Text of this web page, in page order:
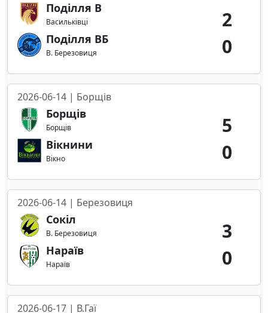
Поділля В
Васильківці
Поділля ВБ
В. Березовиця
2
0
2026-06-14 | Борщів
Борщів
Борщів
Вікнини
Вікно
5
0
2026-06-14 | Березовиця
Сокіл
В. Березовиця
Нараїв
Нараїв
3
0
2026-06-17 | В.Гаї